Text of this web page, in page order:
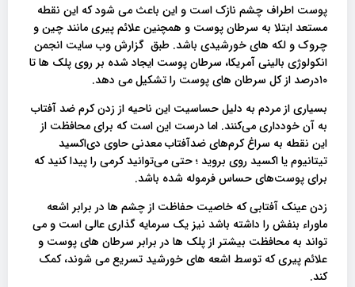
پوست اطراف چشم نازک است و این باعث می شود که این نقطه
مستعد ابتلا به سرطان پوست و همچنین علائم پیری مانند چین و
چروک و لکه های خورشیدی باشد. طبق گزارش وب سایت انجمن
انکولوژی بالینی آمریکا، سرطان پوست ایجاد شده بر روی پلک ها تا
۱۰درصد از کل سرطان های پوست را تشکیل می دهد.
بسیاری از مردم به دلیل حساسیت این ناحیه از زدن کرم ضد آفتاب
به آن خودداری می‌کنند. اما درست این است که برای محافظت از
این نقطه به سراغ کرم‌های ضدآفتاب معدنی حاوی دی‌اکسید
تیتانیوم یا اکسید روی بروید ؛ حتی می‌توانید کرمی را پیدا کنید که
برای پوست‌های حساس فرموله شده باشد.
زدن عینک آفتابی که خاصیت حفاظت از چشم ها در برابر اشعه
ماوراء بنفش را داشته باشد نیز یک سرمایه گذاری عالی است و می
تواند به محافظت بیشتر از پلک ها در برابر سرطان های پوست و
علائم پیری که توسط اشعه های خورشید تسریع می شوند، کمک
کند.